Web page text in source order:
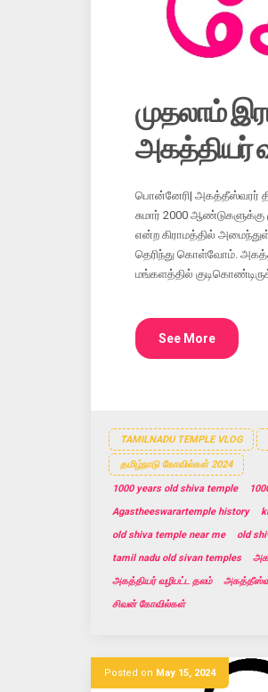
முதலாம்
அகத்தியர்
பொன்னேரி| அகத்தீஸ்வரர்
சுமார் 2000
என்ற கிராமத்தில்
தெரிந்து கொள்வோம்.
மங்களத்தில்
See More
TAMILNADU TEMPLE VLOG
தமிழ்நாடு கோவில்கள் 2024
1000 years old shiva temple
Agastheeswarartemple history
old shiva temple near me
old
tamil nadu old sivan temples
அகத்தியர் வழிபட்ட தலம்
சிவன் கோவில்கள்
Posted on May 15, 2024